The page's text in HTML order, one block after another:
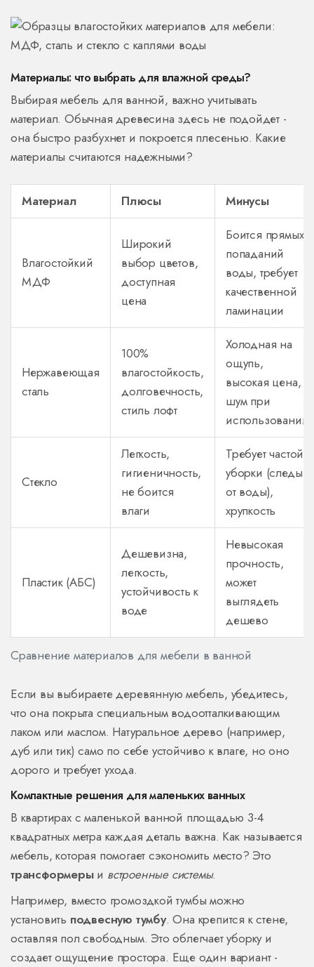
Материалы: что выбрать для влажной среды?
Выбирая мебель для ванной, важно учитывать
материал. Обычная древесина здесь не подойдет -
она быстро разбухнет и покроется плесенью. Какие
материалы считаются надежными?
Сравнение материалов для мебели в ванной
Материал Плюсы Минусы
Влагостойкий
МДФ
Широкий
выбор цветов,
доступная
цена
Боится прямых
попаданий
воды, требует
качественной
ламинации
Нержавеющая
сталь
100%
влагостойкость,
долговечность,
стиль лофт
Холодная на
ощупь,
высокая цена,
шум при
использовании
Стекло
Легкость,
гигиеничность,
не боится
влаги
Требует частой
уборки (следы
от воды),
хрупкость
Пластик (АБС)
Дешевизна,
легкость,
устойчивость к
воде
Невысокая
прочность,
может
выглядеть
дешево
Если вы выбираете деревянную мебель, убедитесь,
что она покрыта специальным водоотталкивающим
лаком или маслом. Натуральное дерево (например,
дуб или тик) само по себе устойчиво к влаге, но оно
дорого и требует ухода.
Компактные решения для маленьких ванных
В квартирах с маленькой ванной площадью 3-4
квадратных метра каждая деталь важна. Как называется
мебель, которая помогает сэкономить место? Это
трансформерыи встроенные системы.
Например, вместо громоздкой тумбы можно
установить подвесную тумбу. Она крепится к стене,
оставляя пол свободным. Это облегчает уборку и
создает ощущение простора. Еще один вариант -